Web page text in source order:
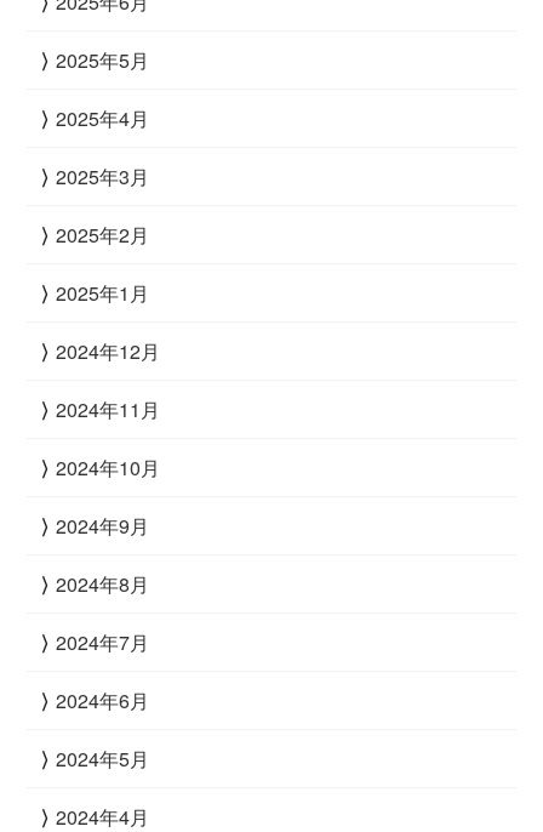
2025年5月
2025年4月
2025年3月
2025年2月
2025年1月
2024年12月
2024年11月
2024年10月
2024年9月
2024年8月
2024年7月
2024年6月
2024年5月
2024年4月